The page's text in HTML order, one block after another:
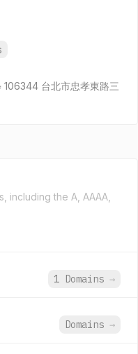
台北市忠孝東路三
including the A, AAAA,
1 Domains →
Domains →